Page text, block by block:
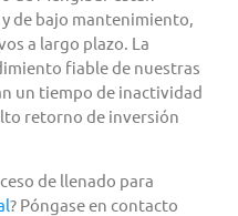
de bajo mantenimiento,
a largo plazo. La
fiable de nuestras
un tiempo de inactividad
retorno de inversión
de llenado para
? Póngase en contacto